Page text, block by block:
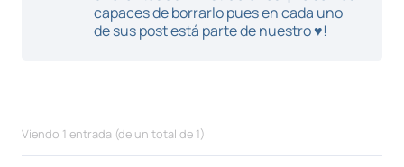
capaces de borrarlo pues en cada uno
de sus post está parte de nuestro ♥!
Viendo 1 entrada (de un total de 1)